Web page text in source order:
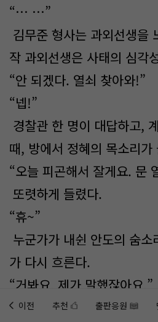
“… …”
김무준 형사는 과외선생을
작 과외선생은 사태의 심각
“안 되겠다. 열쇠 찾아와!”
“넵!”
경찰관 한 명이 대답하고,
때, 방에서 정혜의 목소리가
“오늘 피곤해서 잘게요. 문
또렷하게 들렸다.
“휴~”
누군가가 내쉰 안도의 숨
가 다시 흐른다.
“거봐요. 제가 말했잖아요.”
“저희도 사정이 있다 보니
이전 추천 출판응원
홈에미노벨 웹추가하기